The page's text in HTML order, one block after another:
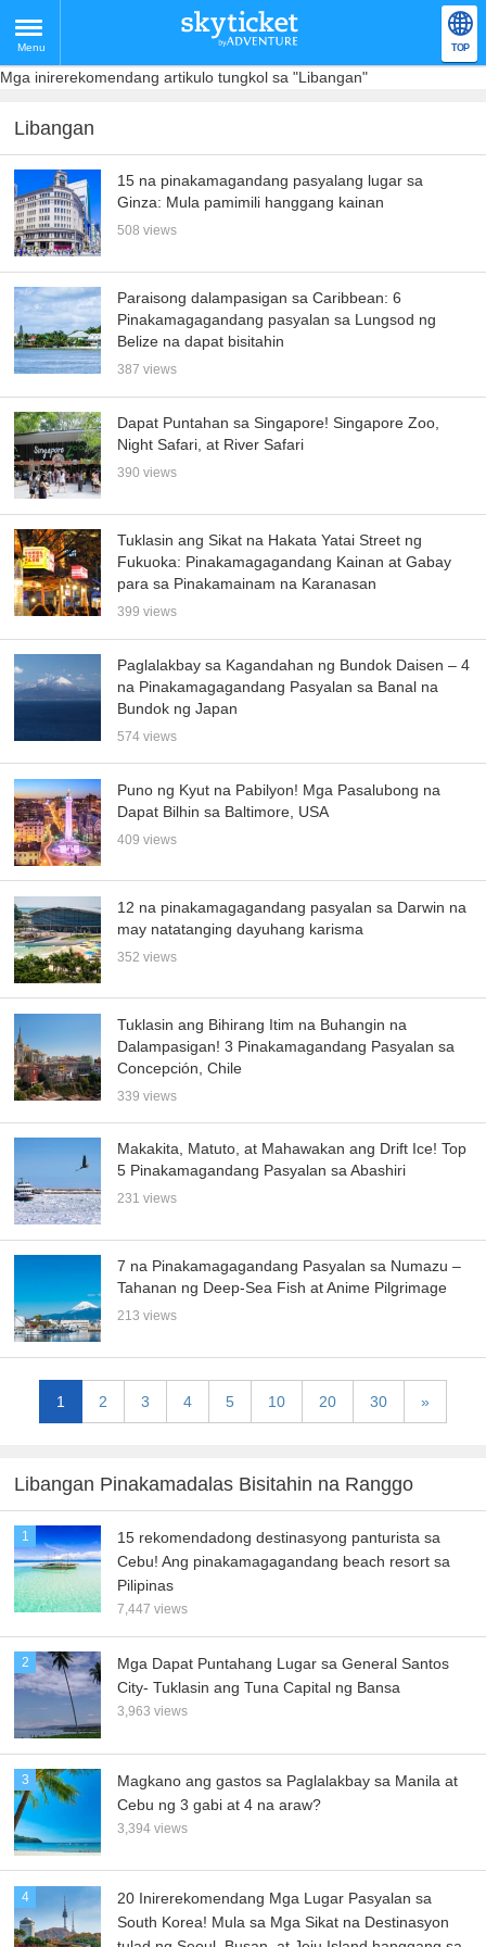
Menu TOP
Mga inirerekomendang artikulo tungkol sa "Libangan"
Libangan
15 na pinakamagandang pasyalang lugar sa
Ginza: Mula pamimili hanggang kainan
508 views
Paraisong dalampasigan sa Caribbean: 6
Pinakamagagandang pasyalan sa Lungsod ng
Belize na dapat bisitahin
387 views
Dapat Puntahan sa Singapore! Singapore Zoo,
Night Safari, at River Safari
390 views
Tuklasin ang Sikat na Hakata Yatai Street ng
Fukuoka: Pinakamagagandang Kainan at Gabay
para sa Pinakamainam na Karanasan
399 views
Paglalakbay sa Kagandahan ng Bundok Daisen – 4
na Pinakamagagandang Pasyalan sa Banal na
Bundok ng Japan
574 views
Puno ng Kyut na Pabilyon! Mga Pasalubong na
Dapat Bilhin sa Baltimore, USA
409 views
12 na pinakamagagandang pasyalan sa Darwin na
may natatanging dayuhang karisma
352 views
Tuklasin ang Bihirang Itim na Buhangin na
Dalampasigan! 3 Pinakamagandang Pasyalan sa
Concepción, Chile
339 views
Makakita, Matuto, at Mahawakan ang Drift Ice! Top
5 Pinakamagandang Pasyalan sa Abashiri
231 views
7 na Pinakamagagandang Pasyalan sa Numazu –
Tahanan ng Deep-Sea Fish at Anime Pilgrimage
213 views
1 2 3 4 5 10 20 30 »
Libangan Pinakamadalas Bisitahin na Ranggo
1
15 rekomendadong destinasyong panturista sa
Cebu! Ang pinakamagagandang beach resort sa
Pilipinas
7,447 views
2
Mga Dapat Puntahang Lugar sa General Santos
City- Tuklasin ang Tuna Capital ng Bansa
3,963 views
3
Magkano ang gastos sa Paglalakbay sa Manila at
Cebu ng 3 gabi at 4 na araw?
3,394 views
4
20 Inirerekomendang Mga Lugar Pasyalan sa
South Korea! Mula sa Mga Sikat na Destinasyon